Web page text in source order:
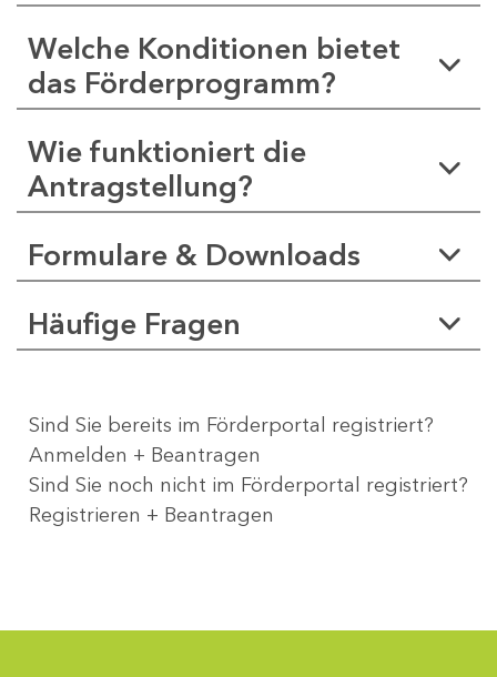
Welche Konditionen bietet
das Förderprogramm?
Wie funktioniert die
Antragstellung?
Formulare & Downloads
Häufige Fragen
Sind Sie bereits im Förderportal registriert?
Anmelden + Beantragen
Sind Sie noch nicht im Förderportal registriert?
Registrieren + Beantragen